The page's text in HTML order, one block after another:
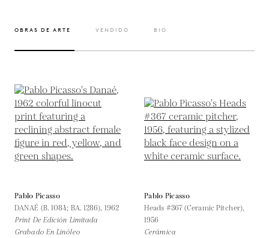
OBRAS DE ARTE VENDIDO BIO
Pablo Picasso
DANAÉ (B. 1084; BA. 1286), 1962
Print De Edición Limitada
Grabado En Linóleo
Pablo Picasso
Heads #367 (Ceramic Pitcher),
1956
Cerámica